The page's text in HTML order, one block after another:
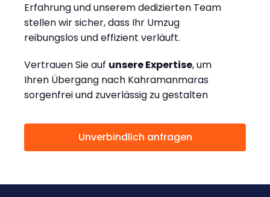
Erfahrung und unserem dedizierten Team
stellen wir sicher, dass Ihr Umzug
reibungslos und effizient verläuft.
Vertrauen Sie auf unsere Expertise, um
Ihren Übergang nach Kahramanmaras
sorgenfrei und zuverlässig zu gestalten
Unverbindlich anfragen